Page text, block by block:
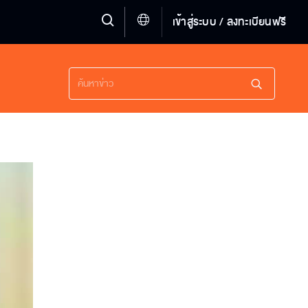
เข้าสู่ระบบ / ลงทะเบียนฟรี